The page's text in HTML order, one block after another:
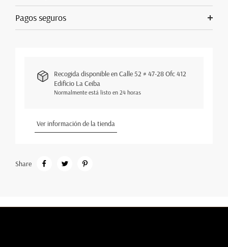
Pagos seguros
Recogida disponible enCalle 52 # 47-28 Ofc 412
Edificio La Ceiba
Normalmente está listo en 24 horas
Ver información de la tienda
Share